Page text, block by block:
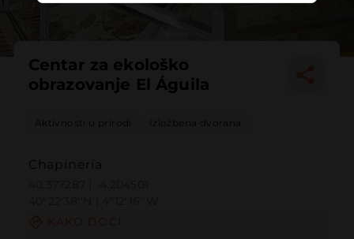
Centar za ekološko
obrazovanje El Águila
Aktivnosti u prirodi Izložbena dvorana
Chapinería